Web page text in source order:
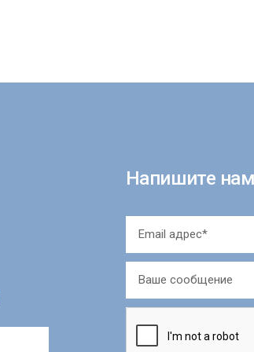
Напишите